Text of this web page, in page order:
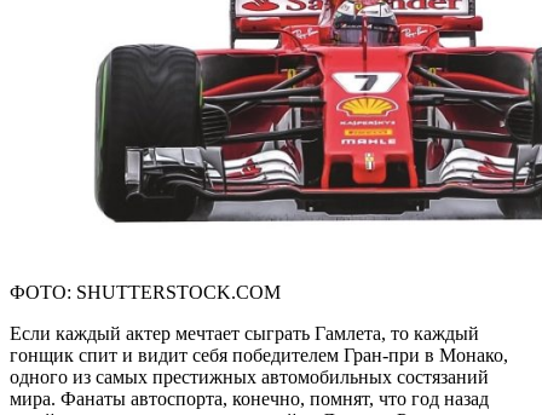
ФОТО: SHUTTERSTOCK.COM
Если каждый актер мечтает сыграть Гамлета, то каждый
гонщик спит и видит себя победителем Гран-при в Монако,
одного из самых престижных автомобильных состязаний
мира. Фанаты автоспорта, конечно, помнят, что год назад